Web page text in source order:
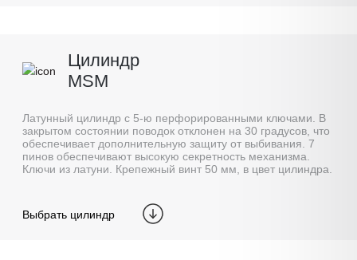
Цилиндр
MSM
Латунный цилиндр с 5-ю перфорированными ключами. В
закрытом состоянии поводок отклонен на 30 градусов, что
обеспечивает дополнительную защиту от выбивания. 7
пинов обеспечивают высокую секретность механизма.
Ключи из латуни. Крепежный винт 50 мм, в цвет цилиндра.
Выбрать цилиндр